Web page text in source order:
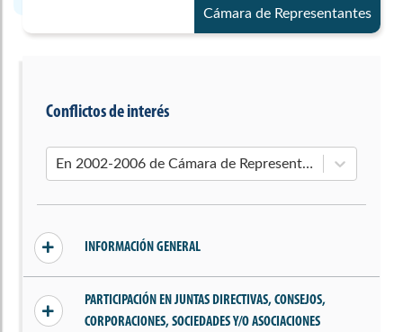
Cámara de Representantes
Conflictos de interés
En 2002-2006 de Cámara de Representantes
INFORMACIÓN GENERAL
Sin conflictos declarados
PARTICIPACIÓN EN JUNTAS DIRECTIVAS, CONSEJOS,
CORPORACIONES, SOCIEDADES Y/O ASOCIACIONES